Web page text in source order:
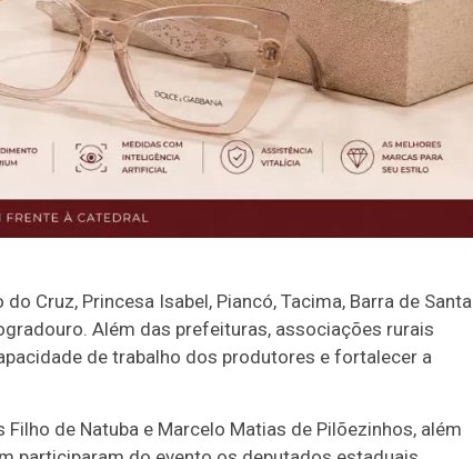
Cruz, Princesa Isabel, Piancó, Tacima, Barra de Santa
Além das prefeituras, associações rurais
de trabalho dos produtores e fortalecer a
de Natuba e Marcelo Matias de Pilõezinhos, além